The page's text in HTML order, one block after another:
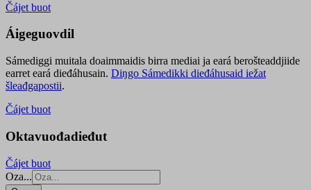
Čájet buot
Áigeguovdil
Sámediggi muitala doaimmaidis birra mediai ja eará berošteaddjiide
earret eará dieđáhusain. Diŋgo Sámedikki dieđáhusaid iežat
šleađgapostii.
Čájet buot
Oktavuođadieđut
Čájet buot
Oza...